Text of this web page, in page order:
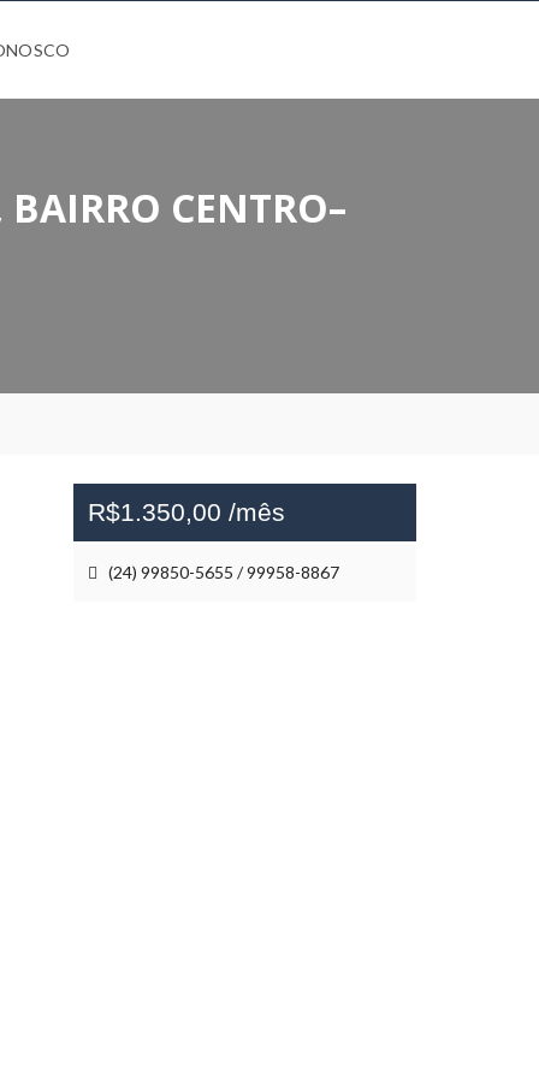
CENTRO–
R$1.350,00 /mês
(24) 99850-5655 / 99958-8867